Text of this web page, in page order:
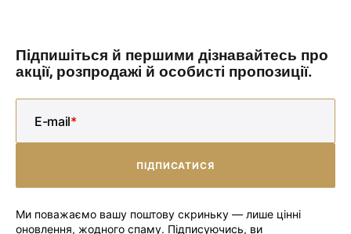
Підпишіться й першими дізнавайтесь про
акції, розпродажі й особисті пропозиції.
E-mail
ПІДПИСАТИСЯ
ПІДПИСАТИСЯ
Ми поважаємо вашу поштову скриньку — лише цінні
оновлення, жодного спаму. Підписуючись, ви